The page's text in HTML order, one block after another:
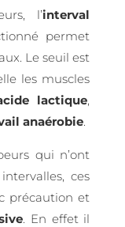
l’interval
permet
Le seuil est
les muscles
lactique
anaérobie.
qui n’ont
ces
précaution et
. En effet il